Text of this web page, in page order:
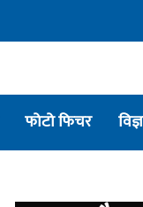
फोटो फिचर